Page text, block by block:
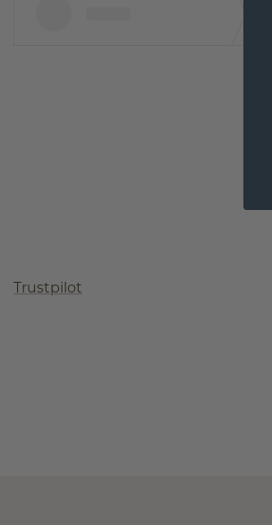
Trustpilot